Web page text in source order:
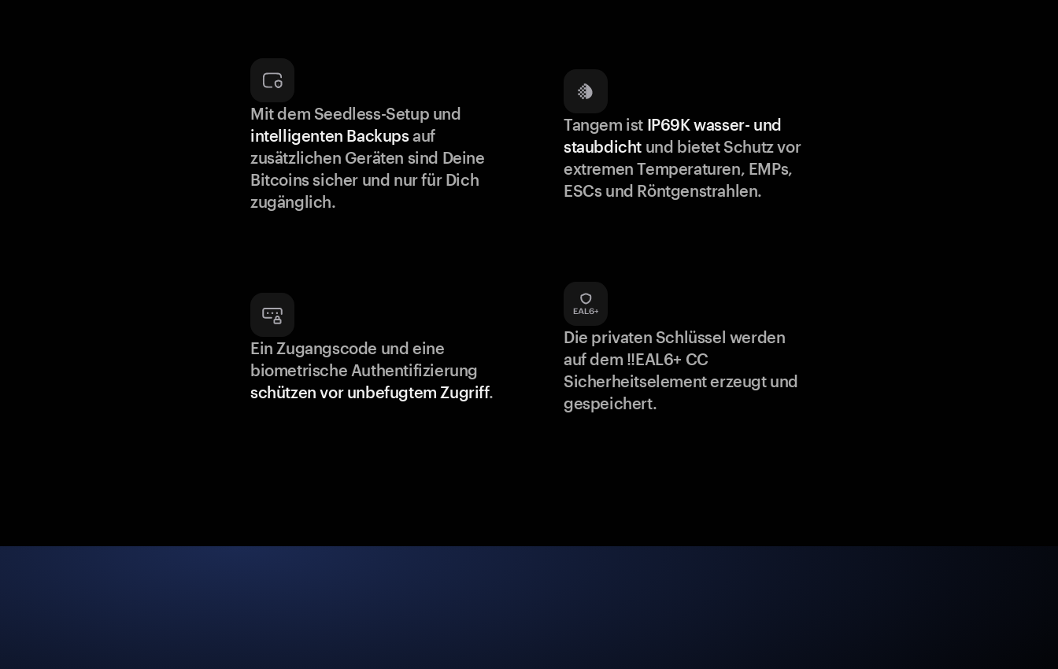
Mit dem Seedless-Setup und
intelligenten Backupsauf
zusätzlichen Geräten sind Deine
Bitcoins sicher und nur für Dich
zugänglich.
Tangem ist IP69K wasser- und
staubdicht und bietet Schutz vor
extremen Temperaturen, EMPs,
ESCs und Röntgenstrahlen.
Ein Zugangscode und eine
biometrische Authentifizierung
schützen vor unbefugtem Zugriff.
Die privaten Schlüssel werden
auf dem !!EAL6+ CC
Sicherheitselement erzeugt und
gespeichert.